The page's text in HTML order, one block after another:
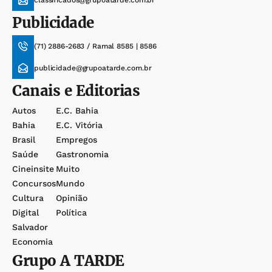
Publicidade
(71) 2886-2683 / Ramal 8585 | 8586
publicidade@grupoatarde.com.br
Canais e Editorias
Autos
Bahia
Brasil
Saúde
Cineinsite
Concursos
Cultura
Digital
Salvador
Economia
E.c. Bahia
E.c. Vitória
Empregos
Gastronomia
Muito
Mundo
Opinião
Política
GrupoA TARDE